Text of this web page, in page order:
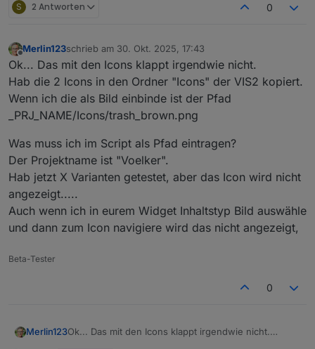
S 2 Antworten 0
Offline
Merlin123schrieb am 30. Okt. 2025, 17:43
zuletzt editiert von
Ok... Das mit den Icons klappt irgendwie nicht.
Hab die 2 Icons in den Ordner "Icons" der VIS2 kopiert.
Wenn ich die als Bild einbinde ist der Pfad
_PRJ_NAME/Icons/trash_brown.png
Was muss ich im Script als Pfad eintragen?
Der Projektname ist "Voelker".
Hab jetzt X Varianten getestet, aber das Icon wird nicht
angezeigt.....
Auch wenn ich in eurem Widget Inhaltstyp Bild auswähle
und dann zum Icon navigiere wird das nicht angezeigt,
Beta-Tester
0
Merlin123Ok... Das mit den Icons klappt irgendwie nicht.